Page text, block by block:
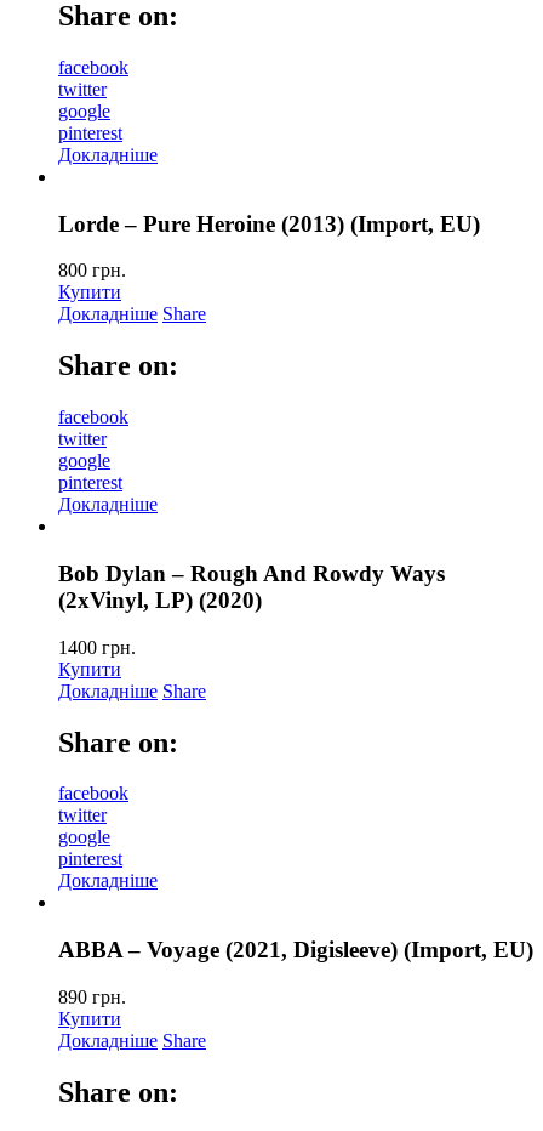
Share on:
facebook
twitter
google
pinterest
Докладніше
Lorde – Pure Heroine (2013) (Import, EU)
800 грн.
Купити
Докладніше Share
Share on:
facebook
twitter
google
pinterest
Докладніше
Bob Dylan – Rough And Rowdy Ways
(2xVinyl, LP) (2020)
1400 грн.
Купити
Докладніше Share
Share on:
facebook
twitter
google
pinterest
Докладніше
ABBA – Voyage (2021, Digisleeve) (Import, EU)
890 грн.
Купити
Докладніше Share
Share on: